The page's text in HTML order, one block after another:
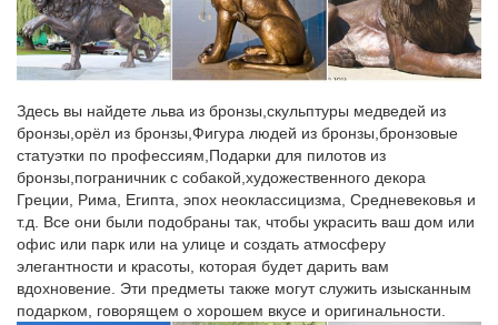
животных…
Дикие животные Чувства/Любовь Рождество Птицы Знаки
зодиака Люди Искусство Домашние животные Морская
0-00 MCD.Почему люксовые подарки покупают у нас? Более
10 лет работы в люксовом сегменте.
Статуэтка "Собачки" (2735252) – Купить по цене от 105.00 руб.
фигурки животных и птиц – собаки – Купить Статуэтка
"Собачки" арт.Везде Лицензия Эксклюзивные товары Игрушки
Товары для детей Инструменты Спорт и туризм Сувениры
Зимние товары Сад иНовинки Хиты продаж Скидки
Суперцены. Символ года (Собака) 3944.
Здесь вы найдете льва из бронзы,скульптуры медведей из
бронзы,орёл из бронзы,Фигура людей из бронзы,бронзовые
статуэтки по профессиям,Подарки для пилотов из
бронзы,пограничник с собакой,художественного декора
Греции, Рима, Египта, эпох неоклассицизма, Средневековья и
т.д. Все они были подобраны так, чтобы украсить ваш дом или
офис или парк или на улице и создать атмосферу
элегантности и красоты, которая будет дарить вам
вдохновение. Эти предметы также могут служить изысканным
подарком, говорящем о хорошем вкусе и оригинальности.